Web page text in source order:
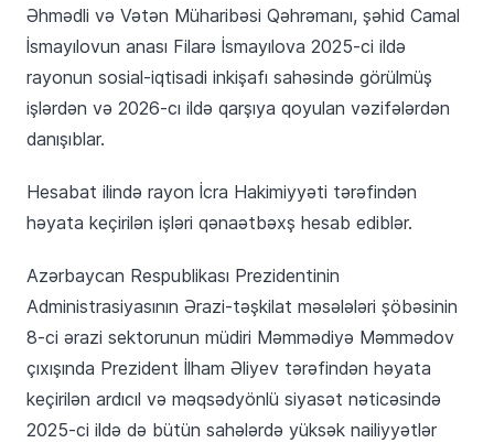
Əhmədli və Vətən Müharibəsi Qəhrəmanı, şəhid Camal
İsmayılovun anası Filarə İsmayılova 2025-ci ildə
rayonun sosial-iqtisadi inkişafı sahəsində görülmüş
işlərdən və 2026-cı ildə qarşıya qoyulan vəzifələrdən
danışıblar.
Hesabat ilində rayon İcra Hakimiyyəti tərəfindən
həyata keçirilən işləri qənaətbəxş hesab ediblər.
Azərbaycan Respublikası Prezidentinin
Administrasiyasının Ərazi-təşkilat məsələləri şöbəsinin
8-ci ərazi sektorunun müdiri Məmmədiyə Məmmədov
çıxışında Prezident İlham Əliyev tərəfindən həyata
keçirilən ardıcıl və məqsədyönlü siyasət nəticəsində
2025-ci ildə də bütün sahələrdə yüksək nailiyyətlər